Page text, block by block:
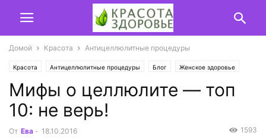
Домой Красота Антицеллюлитные процедуры
Красота Антицеллюлитные процедуры Блог Женское здоровье
Мифы о целлюлите — топ
10: не верь!
От Ева - 18.10.2016 1593